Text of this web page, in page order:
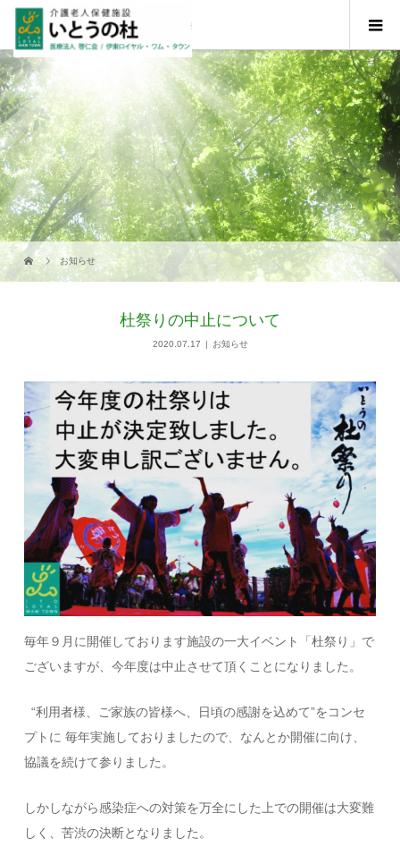
お知らせ
杜祭りの中止について
2020.07.17 お知らせ
毎年９月に開催しております施設の一大イベント「杜祭り」で
ございますが、今年度は中止させて頂くことになりました。
“利用者様、ご家族の皆様へ、日頃の感謝を込めて”をコンセ
プトに 毎年実施しておりましたので、なんとか開催に向け、
協議を続けて参りました。
しかしながら感染症への対策を万全にした上での開催は大変難
しく、苦渋の決断となりました。